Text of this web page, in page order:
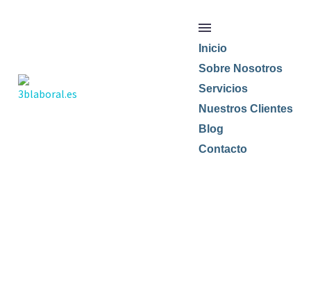
Inicio
Sobre Nosotros
Servicios
Nuestros Clientes
Blog
Contacto